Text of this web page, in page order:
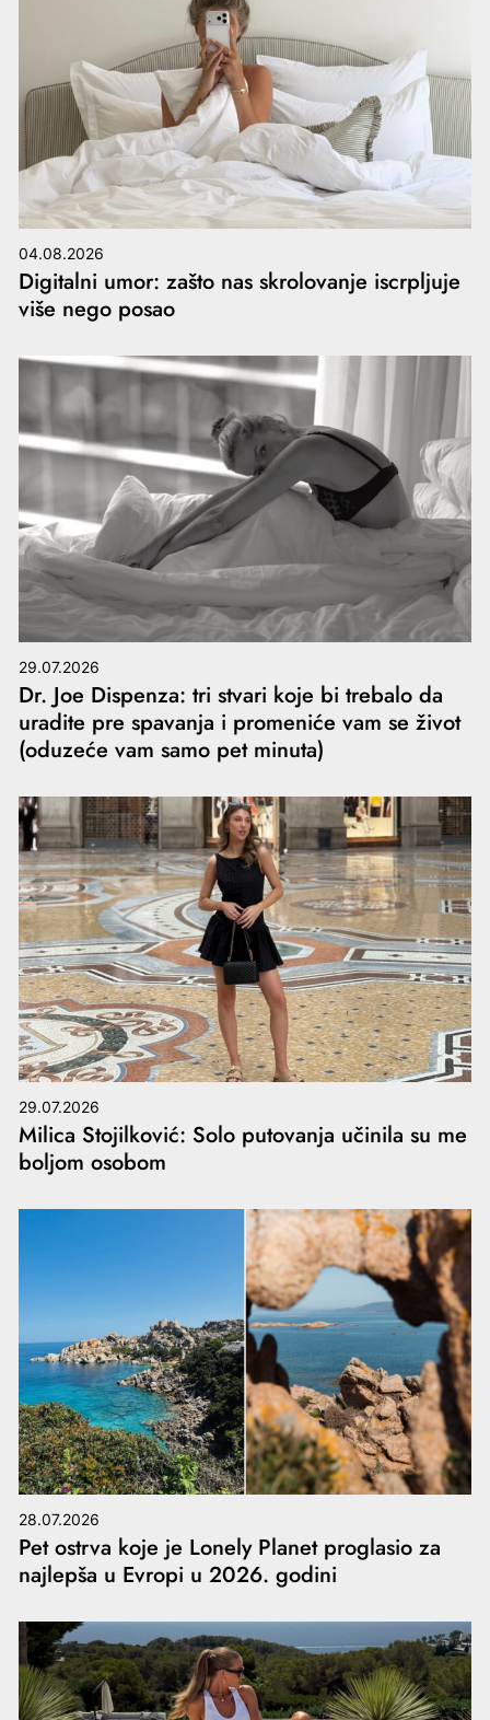
04.08.2026
Digitalni umor: zašto nas skrolovanje iscrpljuje
više nego posao
29.07.2026
Dr. Joe Dispenza: tri stvari koje bi trebalo da
uradite pre spavanja i promeniće vam se život
(oduzeće vam samo pet minuta)
29.07.2026
Milica Stojilković: Solo putovanja učinila su me
boljom osobom
28.07.2026
Pet ostrva koje je Lonely Planet proglasio za
najlepša u Evropi u 2026. godini